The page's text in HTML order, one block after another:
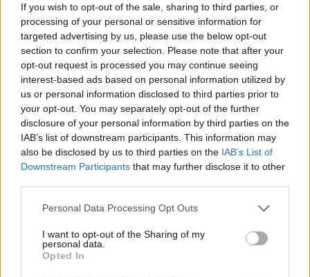
If you wish to opt-out of the sale, sharing to third parties, or
processing of your personal or sensitive information for
targeted advertising by us, please use the below opt-out
section to confirm your selection. Please note that after your
opt-out request is processed you may continue seeing
interest-based ads based on personal information utilized by
us or personal information disclosed to third parties prior to
your opt-out. You may separately opt-out of the further
disclosure of your personal information by third parties on the
IAB’s list of downstream participants. This information may
also be disclosed by us to third parties on the IAB’s List of
Downstream Participants that may further disclose it to other
Please note that this website/app uses one or more Google
not limited to your visit or usage behaviour. You may click to
grant or deny consent to Google and its third-party tags to
use your data for below specified purposes in below Google
Personal Data Processing Opt Outs
I want to opt-out of the Sharing of my
personal data.
Opted In
Αν τα χάσατε
Πώς το Novibet Backend
γενιά engineers
μένει η Μαρία
μέρα για την «Ελπίδα
Δημοκρατίας»